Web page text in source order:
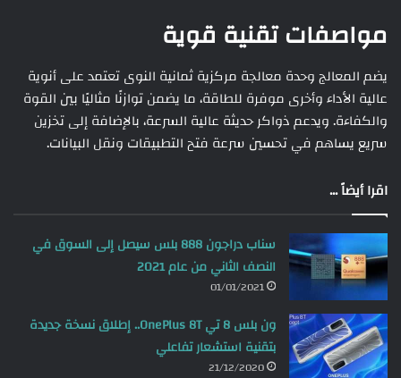
مواصفات تقنية قوية
يضم المعالج وحدة معالجة مركزية ثمانية النوى تعتمد على أنوية
عالية الأداء وأخرى موفرة للطاقة، ما يضمن توازنًا مثاليًا بين القوة
والكفاءة. ويدعم ذواكر حديثة عالية السرعة، بالإضافة إلى تخزين
سريع يساهم في تحسين سرعة فتح التطبيقات ونقل البيانات.
اقرا أيضاً ...
سناب دراجون 888 بلس سيصل إلى السوق في
النصف الثاني من عام 2021
01/01/2021
ون بلس 8 تي OnePlus 8T.. إطلاق نسخة جديدة
بتقنية استشعار تفاعلي
21/12/2020